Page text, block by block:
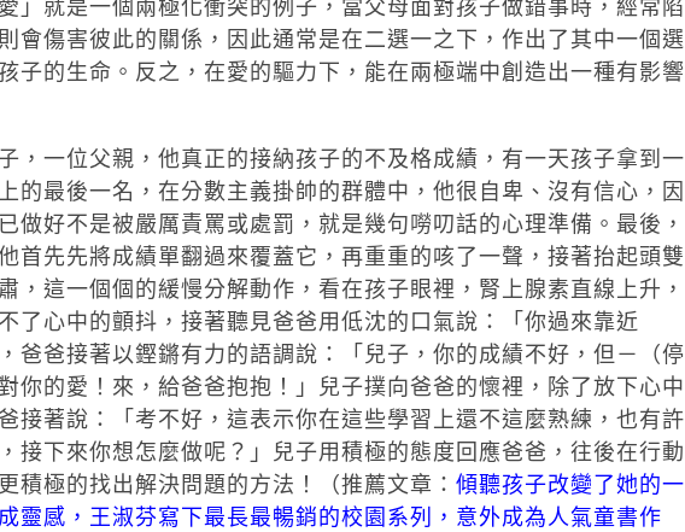
」就是一個兩極化衝突的例子，當父母面對孩子做錯事時，經常陷
會傷害彼此的關係，因此通常是在二選一之下，作出了其中一個選
子的生命。反之，在愛的驅力下，能在兩極端中創造出一種有影響
，一位父親，他真正的接納孩子的不及格成績，有一天孩子拿到一
的最後一名，在分數主義掛帥的群體中，他很自卑、沒有信心，因
做好不是被嚴厲責罵或處罰，就是幾句嘮叨話的心理準備。最後，
首先先將成績單翻過來覆蓋它，再重重的咳了一聲，接著抬起頭雙
，這一個個的緩慢分解動作，看在孩子眼裡，腎上腺素直線上升，
了心中的顫抖，接著聽見爸爸用低沈的口氣說：「你過來靠近
爸爸接著以鏗鏘有力的語調說：「兒子，你的成績不好，但－（停
你的愛！來，給爸爸抱抱！」兒子撲向爸爸的懷裡，除了放下心中
接著說：「考不好，這表示你在這些學習上還不這麼熟練，也有許
接下來你想怎麼做呢？」兒子用積極的態度回應爸爸，往後在行動
積極的找出解決問題的方法！（推薦文章： 傾聽孩子改變了她的一
靈感，王淑芬寫下最長最暢銷的校園系列，意外成為人氣童書作